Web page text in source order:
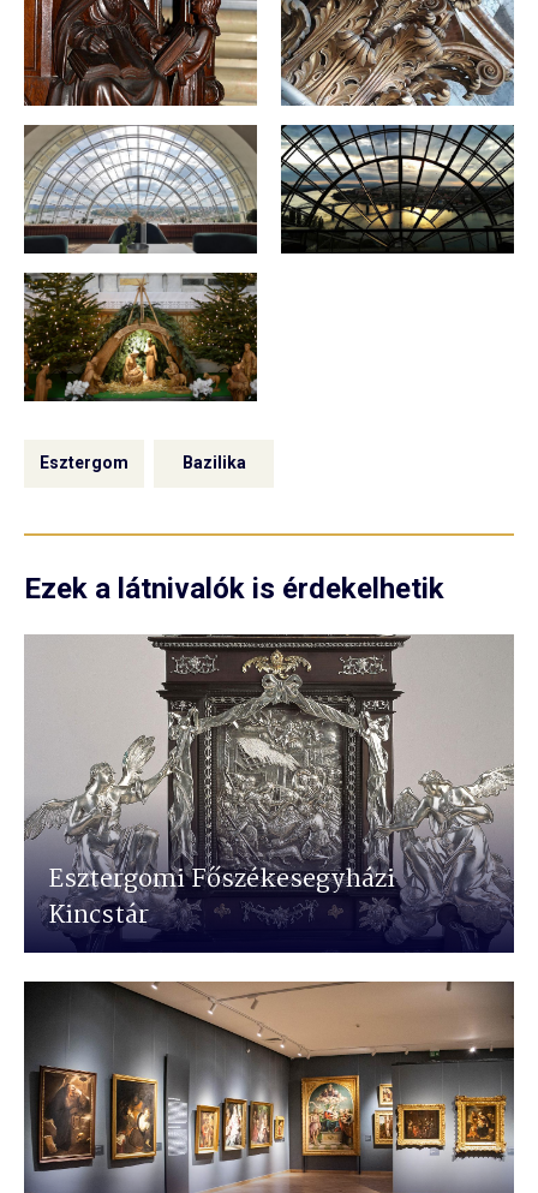
Esztergom Bazilika
Ezek a látnivalók is érdekelhetik
Esztergomi Főszékesegyházi
Kincstár